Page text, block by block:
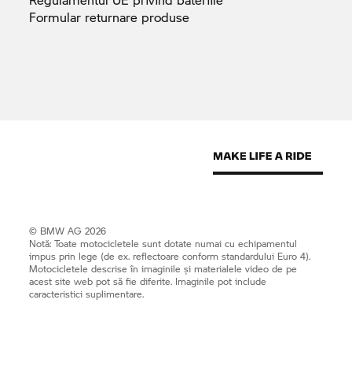
Formular returnare produse
© BMW AG 2026
Notă: Toate motocicletele sunt dotate numai cu echipamentul
impus prin lege (de ex. reflectoare conform standardului Euro 4).
Motocicletele descrise în imaginile și materialele video de pe
acest site web pot să fie diferite. Imaginile pot include
caracteristici suplimentare.